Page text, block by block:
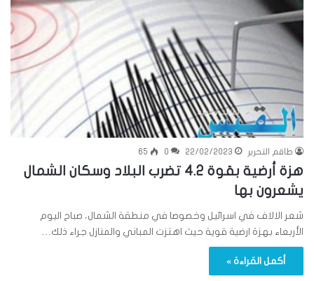
طاقم التحرير 22/02/2023
0
65
هزة أرضية بقوة 4.2 تضرب البلاد وسكان الشمال
يشعرون بها
شعر الالاف في اسرائيل وخصوصا في منطقة الشمال، صباح اليوم
الأربعاء بهزة ارضية قوية حيث اهتزت المباني والمنازل جراء ذلك…
أكمل القراءة »